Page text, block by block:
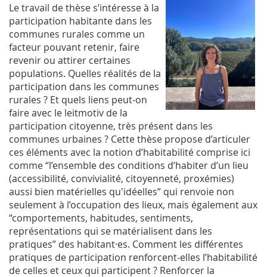
Le travail de thèse s’intéresse à la
participation habitante dans les
communes rurales comme un
facteur pouvant retenir, faire
revenir ou attirer certaines
populations. Quelles réalités de la
participation dans les communes
rurales ? Et quels liens peut-on
faire avec le leitmotiv de la
participation citoyenne, très présent dans les
communes urbaines ? Cette thèse propose d’articuler
ces éléments avec la notion d’habitabilité comprise ici
comme “l’ensemble des conditions d’habiter d’un lieu
(accessibilité, convivialité, citoyenneté, proxémies)
aussi bien matérielles qu'idéelles” qui renvoie non
seulement à l’occupation des lieux, mais également aux
“comportements, habitudes, sentiments,
représentations qui se matérialisent dans les
pratiques” des habitant·es. Comment les différentes
pratiques de participation renforcent-elles l’habitabilité
de celles et ceux qui participent ? Renforcer la